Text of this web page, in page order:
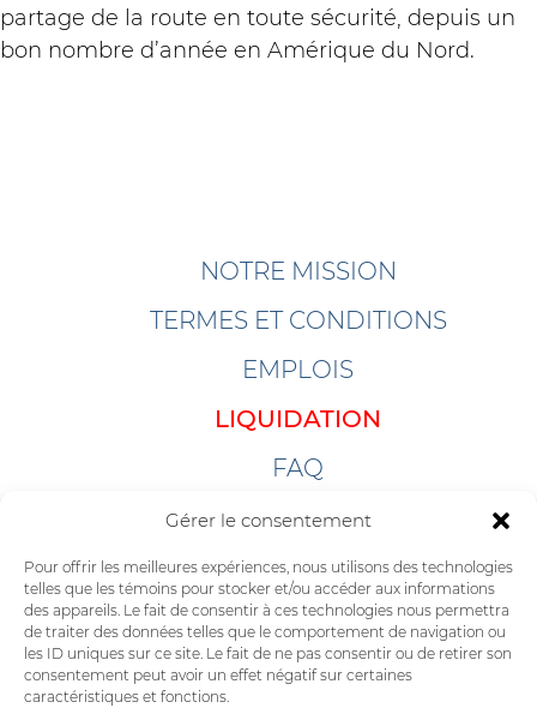
Gérer le consentement
Pour offrir les meilleures expériences, nous utilisons des technologies
telles que les témoins pour stocker et/ou accéder aux informations
des appareils. Le fait de consentir à ces technologies nous permettra
de traiter des données telles que le comportement de navigation ou
les ID uniques sur ce site. Le fait de ne pas consentir ou de retirer son
consentement peut avoir un effet négatif sur certaines
caractéristiques et fonctions.
partage de la route en toute sécurité, depuis un
bon nombre d’année en Amérique du Nord.
NOTRE MISSION
TERMES ET CONDITIONS
EMPLOIS
LIQUIDATION
FAQ
LIENS
LOGICIELS
INFOLETTRE